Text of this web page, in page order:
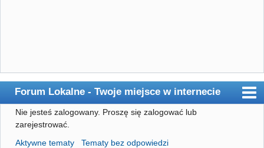
Forum Lokalne - Twoje miejsce w internecie
Główna
Użytkownicy
Nie jesteś zalogowany. Proszę się zalogować lub
zarejestrować.
Aktywne tematy
Tematy bez odpowiedzi